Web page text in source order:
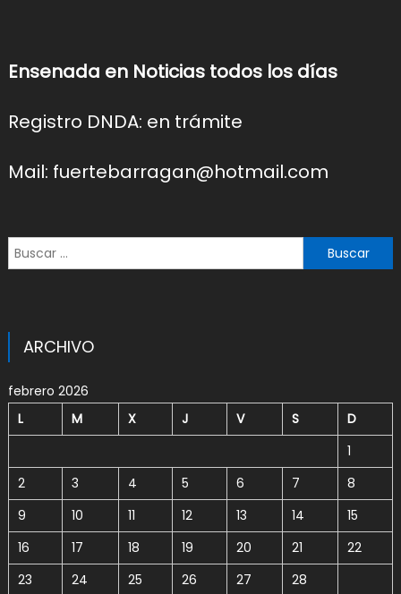
Ensenada en Noticias todos los días
Registro DNDA: en trámite
Mail: fuertebarragan@hotmail.com
Buscar:
ARCHIVO
febrero 2026
L
M X J V S
D
1
2
3 4 5 6 7
8
9
10 11 12 13 14
15
16
17 18 19 20 21
22
23
24 25 26 27 28